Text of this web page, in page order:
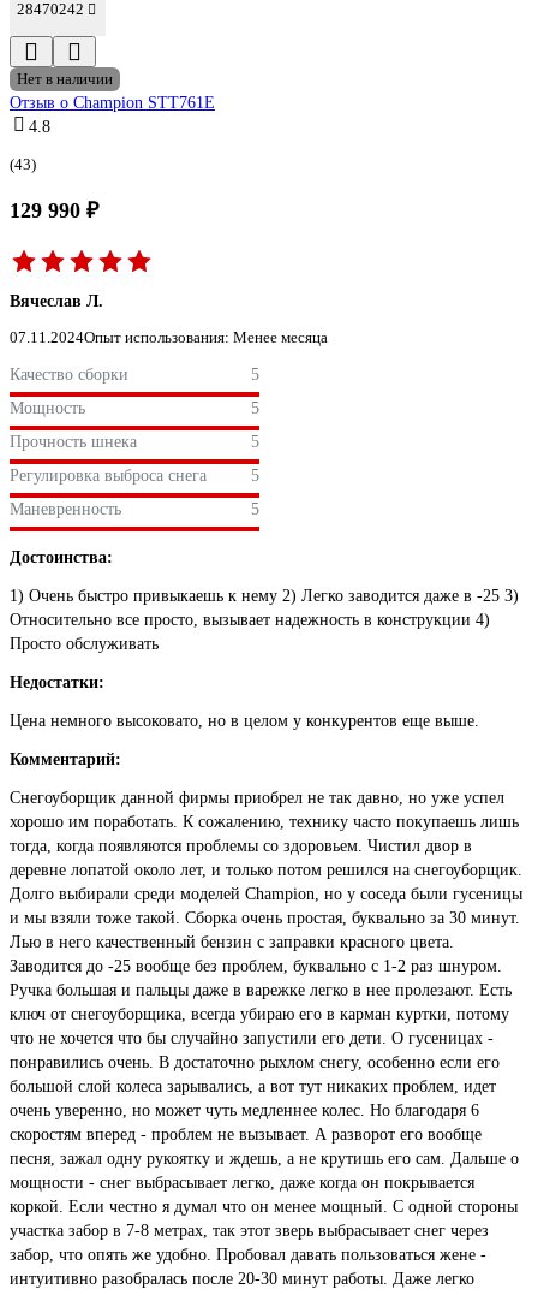
28470242
Нет в наличии
Отзыв о Champion STT761E
4.8
(43)
129 990 ₽
Вячеслав Л.
07.11.2024Опыт использования: Менее месяца
Качество сборки
5
Мощность
5
Прочность шнека
5
Регулировка выброса снега
5
Маневренность
5
Достоинства:
1) Очень быстро привыкаешь к нему 2) Легко заводится даже в -25 3)
Относительно все просто, вызывает надежность в конструкции 4)
Просто обслуживать
Недостатки:
Цена немного высоковато, но в целом у конкурентов еще выше.
Комментарий:
Снегоуборщик данной фирмы приобрел не так давно, но уже успел
хорошо им поработать. К сожалению, технику часто покупаешь лишь
тогда, когда появляются проблемы со здоровьем. Чистил двор в
деревне лопатой около лет, и только потом решился на снегоуборщик.
Долго выбирали среди моделей Champion, но у соседа были гусеницы
и мы взяли тоже такой. Сборка очень простая, буквально за 30 минут.
Лью в него качественный бензин с заправки красного цвета.
Заводится до -25 вообще без проблем, буквально с 1-2 раз шнуром.
Ручка большая и пальцы даже в варежке легко в нее пролезают. Есть
ключ от снегоуборщика, всегда убираю его в карман куртки, потому
что не хочется что бы случайно запустили его дети. О гусеницах -
понравились очень. В достаточно рыхлом снегу, особенно если его
большой слой колеса зарывались, а вот тут никаких проблем, идет
очень уверенно, но может чуть медленнее колес. Но благодаря 6
скоростям вперед - проблем не вызывает. А разворот его вообще
песня, зажал одну рукоятку и ждешь, а не крутишь его сам. Дальше о
мощности - снег выбрасывает легко, даже когда он покрывается
коркой. Если честно я думал что он менее мощный. С одной стороны
участка забор в 7-8 метрах, так этот зверь выбрасывает снег через
забор, что опять же удобно. Пробовал давать пользоваться жене -
интуитивно разобралась после 20-30 минут работы. Даже легко